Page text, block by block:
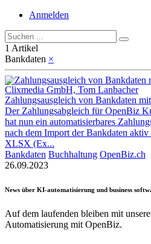
Anmelden
1 Artikel
Bankdaten ×
Clixmedia GmbH, Tom Lanbacher
Zahlungsausgleich von Bankdaten
Der Zahlungsabgleich für OpenBiz
hat nun ein automatisierbares
nach dem Import der Bankdaten
XLSX (Ex...
Bankdaten Buchhaltung OpenBiz.ch
26.09.2023
News über KI-automatisierung und business
Auf dem laufenden bleiben mit
Automatisierung mit OpenBiz.